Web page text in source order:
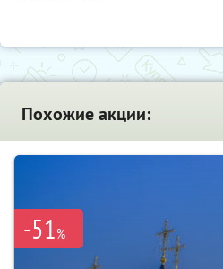
Похожие акции:
-51%